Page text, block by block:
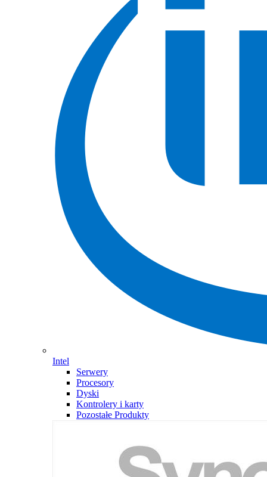
Intel
Serwery
Procesory
Dyski
Kontrolery i karty
Pozostałe Produkty